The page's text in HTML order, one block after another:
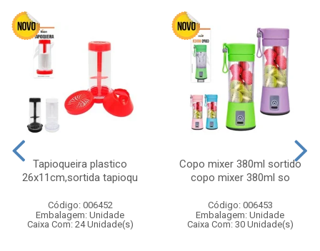
Tapioqueira plastico
26x11cm,sortida tapioqu
Código: 006452
Embalagem: Unidade
Caixa Com: 24 Unidade(s)
Copo mixer 380ml sortido
copo mixer 380ml so
Código: 006453
Embalagem: Unidade
Caixa Com: 30 Unidade(s)